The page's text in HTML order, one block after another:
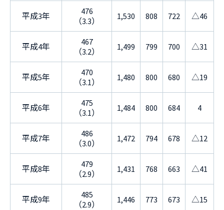
平成3年
476
（3.3）
1,530 808 722 △46
平成4年
467
（3.2）
1,499 799 700 △31
平成5年
470
（3.1）
1,480 800 680 △19
平成6年
475
（3.1）
1,484 800 684 4
平成7年
486
（3.0）
1,472 794 678 △12
平成8年
479
（2.9）
1,431 768 663 △41
平成9年
485
（2.9）
1,446 773 673 △15